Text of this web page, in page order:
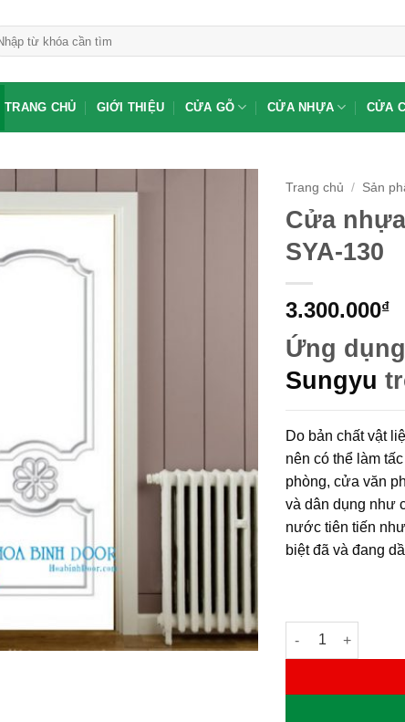
TRANG CHỦ GIỚI THIỆU CỬA GỖ CỬA NHỰA CỬA
Trang chủ / Sản
Cửa
SYA-130
3.300.000₫
Ứng
Sungyu
Do bản chất vật
nên có thể làm
phòng, cửa văn
và dân dụng như
nước tiên tiến
biệt đã và đang
Cửa nhựa gỗ